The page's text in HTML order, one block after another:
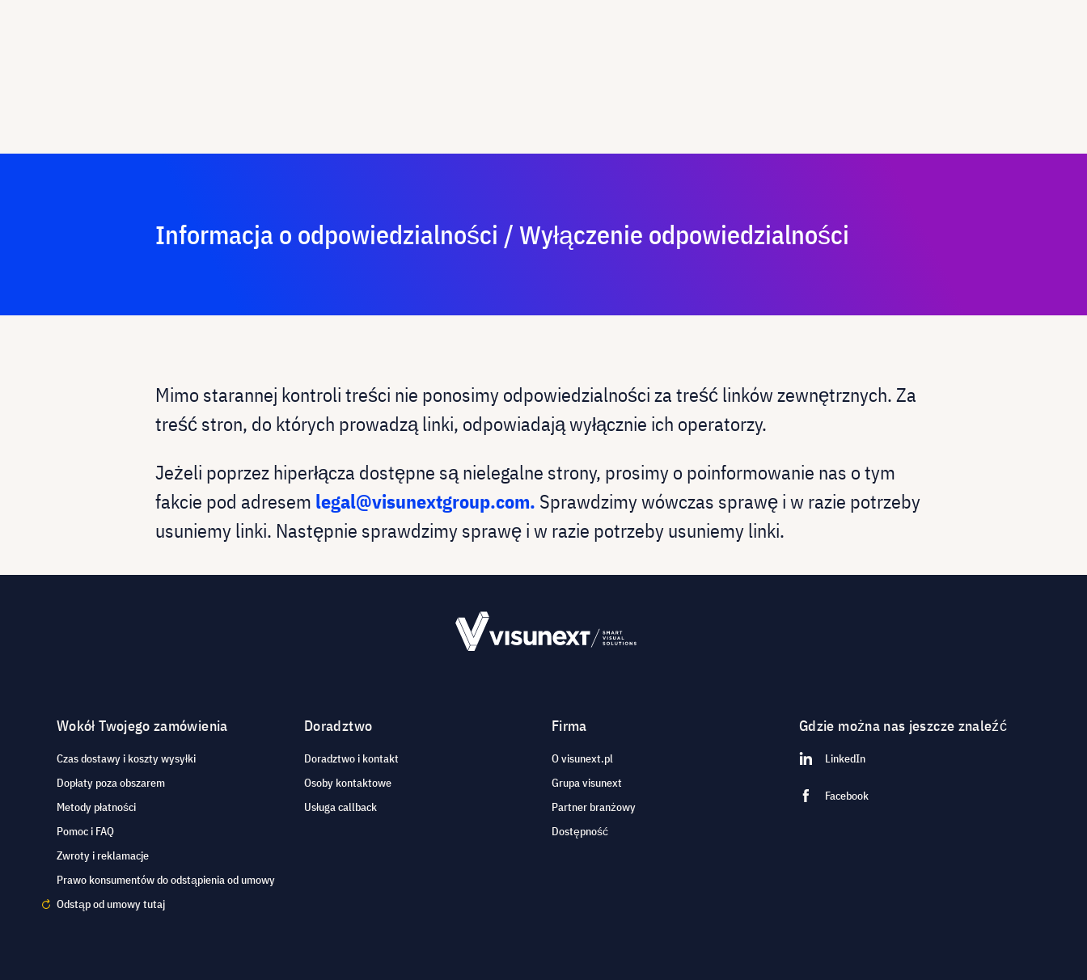
Informacja o odpowiedzialności / Wyłączenie odpowiedzialności
Mimo starannej kontroli treści nie ponosimy odpowiedzialności za treść linków zewnętrznych. Za
treść stron, do których prowadzą linki, odpowiadają wyłącznie ich operatorzy.
Jeżeli poprzez hiperłącza dostępne są nielegalne strony, prosimy o poinformowanie nas o tym
fakcie pod adresem legal@visunextgroup.com. Sprawdzimy wówczas sprawę i w razie potrzeby
usuniemy linki. Następnie sprawdzimy sprawę i w razie potrzeby usuniemy linki.
Wokół Twojego zamówienia
Czas dostawy i koszty wysyłki
Dopłaty poza obszarem
Metody płatności
Pomoc i FAQ
Zwroty i reklamacje
Prawo konsumentów do odstąpienia od umowy
Odstąp od umowy tutaj
Doradztwo
Doradztwo i kontakt
Osoby kontaktowe
Usługa callback
Firma
O visunext.pl
Grupa visunext
Partner branżowy
Dostępność
Gdzie można nas jeszcze znaleźć
LinkedIn
Facebook